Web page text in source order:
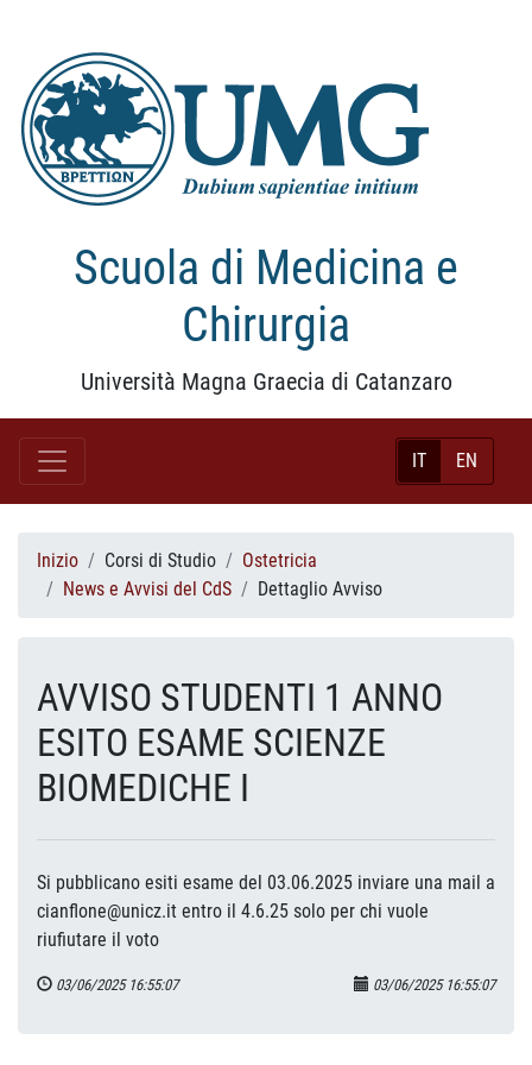
Scuola di Medicina e
Chirurgia
Università Magna Graecia di Catanzaro
IT EN
Inizio Corsi di Studio
Ostetricia
News e Avvisi del CdS
Dettaglio Avviso
AVVISO STUDENTI 1 ANNO
ESITO ESAME SCIENZE
BIOMEDICHE I
Si pubblicano esiti esame del 03.06.2025 inviare una mail a
cianflone@unicz.it entro il 4.6.25 solo per chi vuole
riufiutare il voto
03/06/2025 16:55:07 03/06/2025 16:55:07